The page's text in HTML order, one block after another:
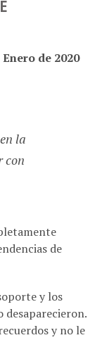
de 2020
con
de
y no le